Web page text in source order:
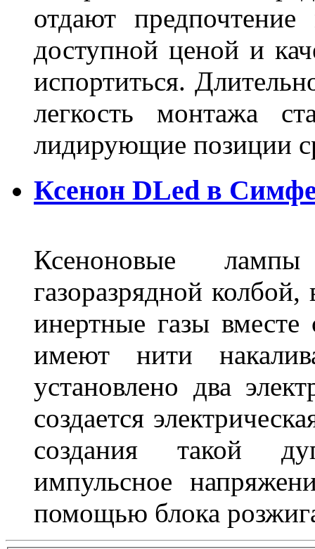
отдают
доступной ценой и
испортиться.
легкость монтажа
лидирующие
Ксенон DLed в
Ксеноновые
газоразрядной
инертные газы
имеют нити
установлено два
создается
создания такой
импульсное
помощью блока